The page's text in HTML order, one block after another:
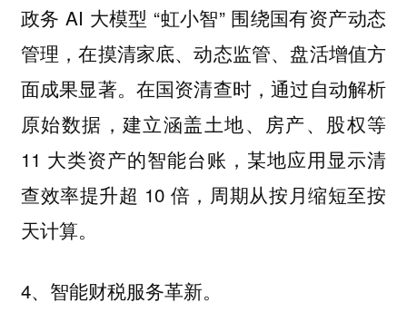
政务 AI 大模型 “虹小智” 围绕国有资产动态
管理，在摸清家底、动态监管、盘活增值方
面成果显著。在国资清查时，通过自动解析
原始数据，建立涵盖土地、房产、股权等
11 大类资产的智能台账，某地应用显示清
查效率提升超 10 倍，周期从按月缩短至按
天计算。
4、智能财税服务革新。